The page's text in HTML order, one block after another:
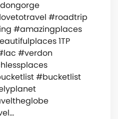
#roadtrip
#amazingplaces
1TP
#verdon
#bucketlist